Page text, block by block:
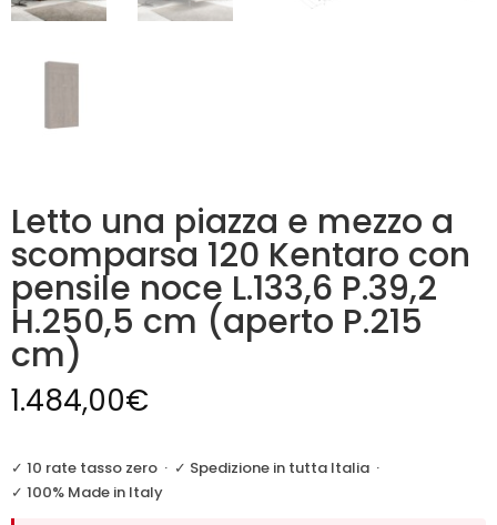
Letto una piazza e mezzo a
scomparsa 120 Kentaro con
pensile noce L.133,6 P.39,2
H.250,5 cm (aperto P.215
cm)
1.484,00€
✓ 10 rate tasso zero · ✓ Spedizione in tutta Italia ·
✓ 100% Made in Italy